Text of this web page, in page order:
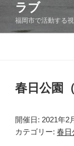
ッ
ラブ
福岡市で活動する
春日公園
開催日: 2021年2
カテゴリー: 春日